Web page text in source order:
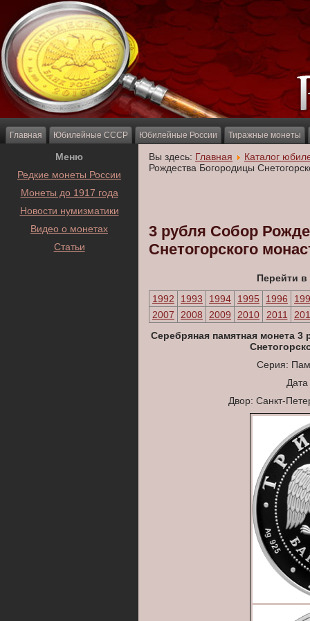
Главная Юбилейные СССР Юбилейные России Тиражные монеты
Меню
Редкие монеты России
Монеты до 1917 года
Новости нумизматики
Видео о монетах
Статьи
Вы здесь: Главная
Каталог
Рождества Богородицы
3 рубля Собор
Снетогорского
Перейти в
1992
1993 1994 1995 1996
2007
2008 2009 2010 2011
Серебряная памятная монета3
Серия:
Двор: Санкт-